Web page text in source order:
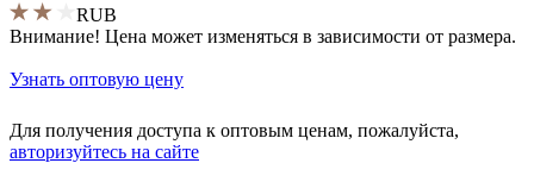
RUB
Внимание! Цена может изменяться в зависимости от размера.
Узнать оптовую цену
Для получения доступа к оптовым ценам, пожалуйста,
aвторизуйтесь на сайте